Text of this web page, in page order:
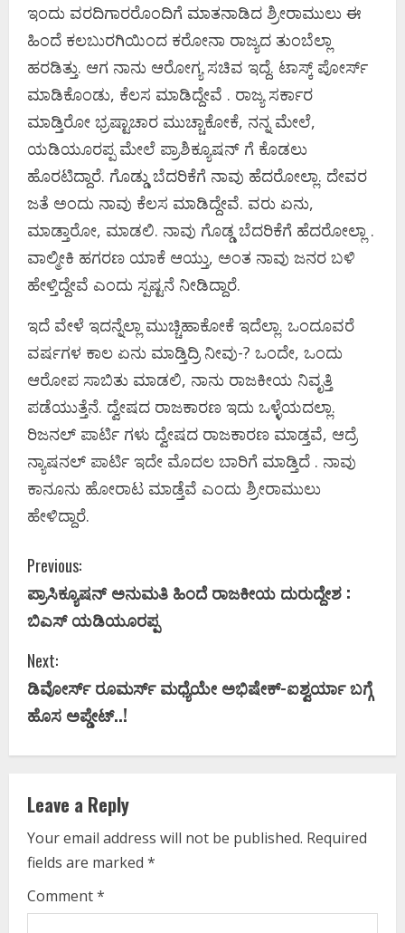
ಇಂದು ವರದಿಗಾರರೊಂದಿಗೆ ಮಾತನಾಡಿದ ಶ್ರೀರಾಮುಲು ಈ
ಹಿಂದೆ ಕಲಬುರಗಿಯಿಂದ ಕರೋನಾ ರಾಜ್ಯದ ತುಂಬೆಲ್ಲಾ
ಹರಡಿತ್ತು. ಆಗ ನಾನು ಆರೋಗ್ಯ ಸಚಿವ ಇದ್ದೆ. ಟಾಸ್ಕ್ ಪೋರ್ಸ್
ಮಾಡಿಕೊಂಡು, ಕೆಲಸ ಮಾಡಿದ್ದೇವೆ . ರಾಜ್ಯ ಸರ್ಕಾರ
ಮಾಡ್ತಿರೋ ಭ್ರಷ್ಟಾಚಾರ ಮುಚ್ಚಾಕೋಕೆ, ನನ್ನ ಮೇಲೆ,
ಯಡಿಯೂರಪ್ಪ ಮೇಲೆ ಪ್ರಾಶಿಕ್ಯೂಷನ್ ಗೆ ಕೊಡಲು
ಹೊರಟಿದ್ದಾರೆ. ಗೊಡ್ಡು ಬೆದರಿಕೆಗೆ ನಾವು ಹೆದರೋಲ್ಲಾ. ದೇವರ
ಜತೆ ಅಂದು ನಾವು ಕೆಲಸ ಮಾಡಿದ್ದೇವೆ. ವರು ಏನು,
ಮಾಡ್ತಾರೋ, ಮಾಡಲಿ. ನಾವು ಗೊಡ್ಡ ಬೆದರಿಕೆಗೆ ಹೆದರೋಲ್ಲಾ .
ವಾಲ್ಮೀಕಿ ಹಗರಣ ಯಾಕೆ ಆಯ್ತು, ಅಂತ ನಾವು ಜನರ ಬಳಿ
ಹೇಳ್ತಿದ್ದೇವೆ ಎಂದು ಸ್ಪಷ್ಟನೆ ನೀಡಿದ್ದಾರೆ.
ಇದೆ ವೇಳೆ ಇದನ್ನೆಲ್ಲಾ ಮುಚ್ಚಿಹಾಕೋಕೆ ಇದೆಲ್ಲಾ. ಒಂದೂವರೆ
ವರ್ಷಗಳ ಕಾಲ ಏನು ಮಾಡ್ತಿದ್ರಿ ನೀವು-? ಒಂದೇ, ಒಂದು
ಆರೋಪ ಸಾಬಿತು ಮಾಡಲಿ, ನಾನು ರಾಜಕೀಯ ನಿವೃತ್ತಿ
ಪಡೆಯುತ್ತೆನೆ. ದ್ವೇಷದ ರಾಜಕಾರಣ ಇದು ಒಳ್ಳೆಯದಲ್ಲಾ.
ರಿಜನಲ್ ಪಾರ್ಟಿ ಗಳು ದ್ವೇಷದ ರಾಜಕಾರಣ ಮಾಡ್ತವೆ, ಆದ್ರೆ
ನ್ಯಾಷನಲ್ ಪಾರ್ಟಿ ಇದೇ ಮೊದಲ ಬಾರಿಗೆ ಮಾಡ್ತಿದೆ . ನಾವು
ಕಾನೂನು ಹೋರಾಟ ಮಾಡ್ತೆವೆ ಎಂದು ಶ್ರೀರಾಮುಲು
ಹೇಳಿದ್ದಾರೆ.
C
o
n
t
i
n
u
e
R
e
Previous:
ಪ್ರಾಸಿಕ್ಯೂಷನ್ ಅನುಮತಿ ಹಿಂದೆ ರಾಜಕೀಯ ದುರುದ್ದೇಶ :
ಬಿಎಸ್ ಯಡಿಯೂರಪ್ಪ
Next:
ಡಿವೋರ್ಸ್ ರೂಮರ್ಸ್ ಮಧ್ಯೆಯೇ ಅಭಿಷೇಕ್-ಐಶ್ವರ್ಯಾ ಬಗ್ಗೆ
ಹೊಸ ಅಪ್ಡೇಟ್..!
Leave a Reply
Your email address will not be published. Required
fields are marked *
Comment*